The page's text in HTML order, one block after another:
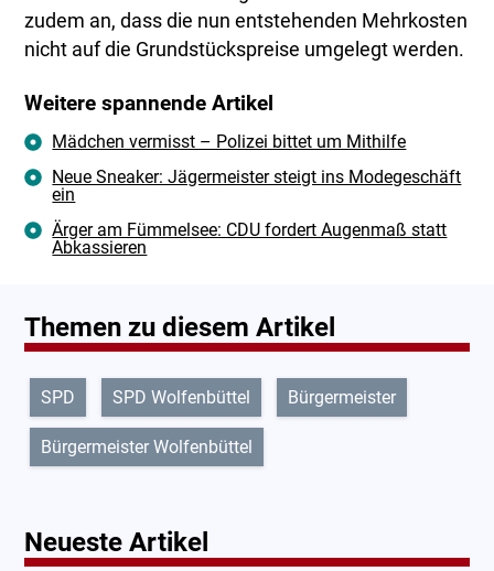
zudem an, dass die nun entstehenden Mehrkosten
nicht auf die Grundstückspreise umgelegt werden.
Weitere spannende Artikel
Mädchen vermisst – Polizei bittet um Mithilfe
Neue Sneaker: Jägermeister steigt ins Modegeschäft
ein
Ärger am Fümmelsee: CDU fordert Augenmaß statt
Abkassieren
Themen zu diesem Artikel
SPD SPD Wolfenbüttel Bürgermeister
Bürgermeister Wolfenbüttel
Neueste Artikel